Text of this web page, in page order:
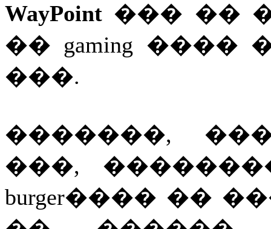
WayPoint ��� ��
�� gaming
���.
�������,
���,
burger���� ��